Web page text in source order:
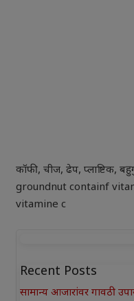
कॉफी, चीज, ढेप, प्लाष्टिक,
groundnut containf
vitamine c
Recent Posts
सामान्य आजारांवर गावठी